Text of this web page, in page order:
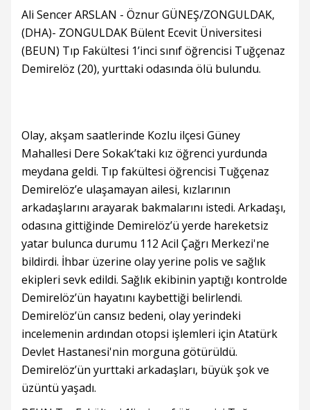
Ali Sencer ARSLAN - Öznur GÜNEŞ/ZONGULDAK,
(DHA)- ZONGULDAK Bülent Ecevit Üniversitesi
(BEUN) Tıp Fakültesi 1’inci sınıf öğrencisi Tuğçenaz
Demirelöz (20), yurttaki odasında ölü bulundu.
Olay, akşam saatlerinde Kozlu ilçesi Güney
Mahallesi Dere Sokak’taki kız öğrenci yurdunda
meydana geldi. Tıp fakültesi öğrencisi Tuğçenaz
Demirelöz’e ulaşamayan ailesi, kızlarının
arkadaşlarını arayarak bakmalarını istedi. Arkadaşı,
odasına gittiğinde Demirelöz’ü yerde hareketsiz
yatar bulunca durumu 112 Acil Çağrı Merkezi'ne
bildirdi. İhbar üzerine olay yerine polis ve sağlık
ekipleri sevk edildi. Sağlık ekibinin yaptığı kontrolde
Demirelöz’ün hayatını kaybettiği belirlendi.
Demirelöz’ün cansız bedeni, olay yerindeki
incelemenin ardından otopsi işlemleri için Atatürk
Devlet Hastanesi'nin morguna götürüldü.
Demirelöz’ün yurttaki arkadaşları, büyük şok ve
üzüntü yaşadı.